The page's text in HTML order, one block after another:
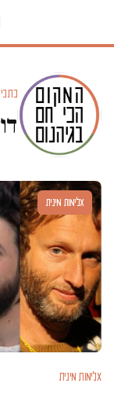
אלימות מינית
אלימות מינית